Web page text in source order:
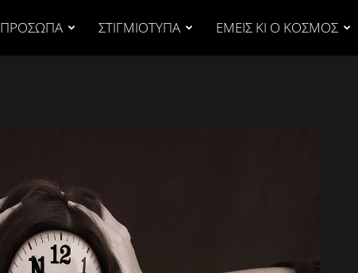
ΠΡΟΣΩΠΑ ΣΤΙΓΜΙΟΤΥΠΑ ΕΜΕΙΣ ΚΙ Ο ΚΟΣΜΟΣ